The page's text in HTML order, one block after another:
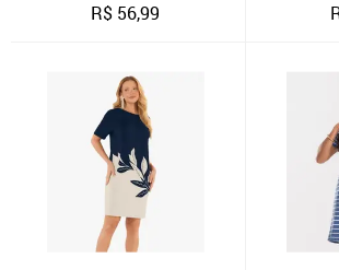
R$ 56,99